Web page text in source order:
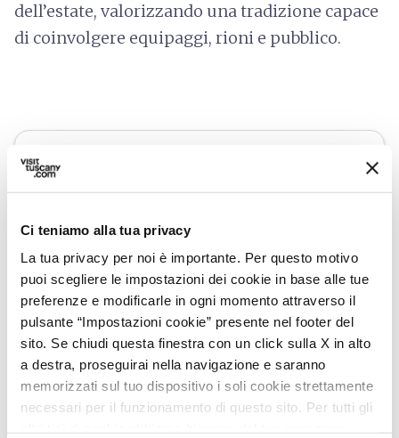
Ci teniamo alla tua privacy
La tua privacy per noi è importante. Per questo motivo
puoi scegliere le impostazioni dei cookie in base alle tue
preferenze e modificarle in ogni momento attraverso il
pulsante “Impostazioni cookie” presente nel footer del
sito. Se chiudi questa finestra con un click sulla X in alto
a destra, proseguirai nella navigazione e saranno
memorizzati sul tuo dispositivo i soli cookie strettamente
necessari per il funzionamento di questo sito. Per tutti gli
dell’estate, valorizzando una tradizione capace
di coinvolgere equipaggi, rioni e pubblico.
directions Indicazioni